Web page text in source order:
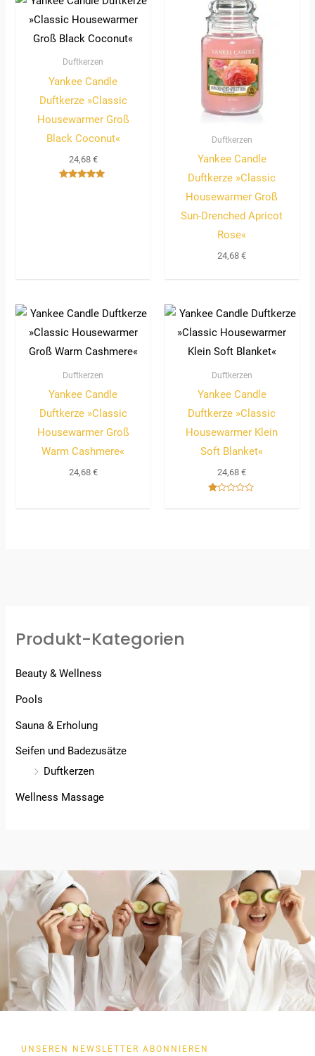
Duftkerzen
Yankee Candle
Duftkerze »Classic
Housewarmer Groß
Black Coconut«
24,68 €
Duftkerzen
Yankee Candle
Duftkerze »Classic
Housewarmer Groß
Sun-Drenched Apricot
Rose«
24,68€
Duftkerzen
Yankee Candle
Duftkerze »Classic
Housewarmer Groß
Warm Cashmere«
24,68 €
Duftkerzen
Yankee Candle
Duftkerze »Classic
Housewarmer Klein
Soft Blanket«
24,68€
Produkt-Kategorien
Beauty & Wellness
Pools
Sauna & Erholung
Seifen und Badezusätze
Duftkerzen
Wellness Massage
UNSEREN NEWSLETTER ABONNIEREN